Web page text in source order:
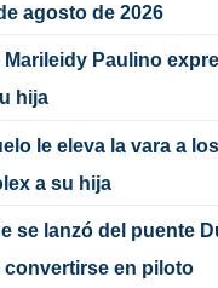
agosto de 2026
Marileidy Paulino
hija
le eleva la vara a
a su hija
se lanzó del puente
convertirse en piloto